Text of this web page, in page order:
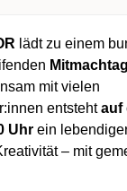
lädt zu einem
Mitmachtag
mit vielen
entstehtauf
Uhr ein
– mit